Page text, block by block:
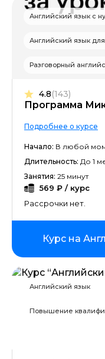
Английский язык с
Английский язык для
Разговорный
Программа
4.8(143)
Подробнее о курсе
Начало: В любой
Длительность: До 1
Занятия: 25 минут
569 ₽ / курс
Рассрочки нет.
Курс на
Английский язык
Повышение